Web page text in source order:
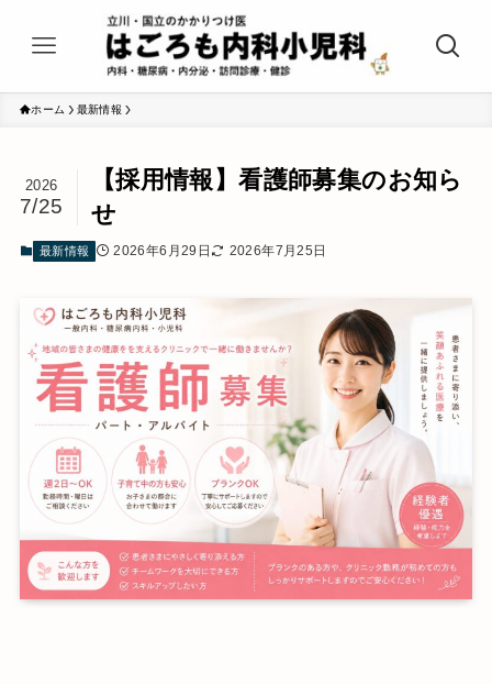
ホーム 最新情報
【採用情報】看護師募集のお知ら
せ
2026
7/25
最新情報 2026年6月29日 2026年7月25日